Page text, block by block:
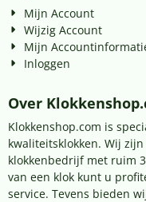
Mijn Account
Wijzig Account
Mijn
Inloggen
Over
Klokkenshop.com is
kwaliteitsklokken. Wij
klokkenbedrijf met ruim
van een klok kunt u
service. Tevens bieden